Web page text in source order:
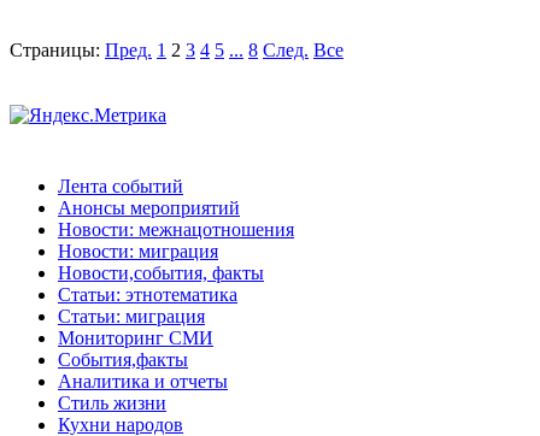
Страницы: Пред. 1 2 3 4 5 ... 8 След. Все
Лента событий
Анонсы мероприятий
Новости: межнацотношения
Новости: миграция
Новости,события, факты
Статьи: этнотематика
Статьи: миграция
Мониторинг СМИ
События,факты
Аналитика и отчеты
Стиль жизни
Кухни народов